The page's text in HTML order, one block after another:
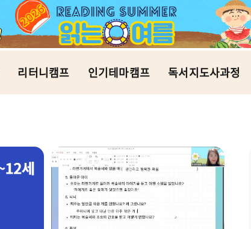
리터니캠프 인기테마캠프 독서지도사과정